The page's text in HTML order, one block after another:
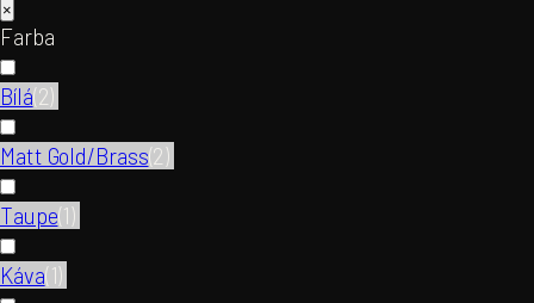
×
Farba
Bílá(2)
Matt Gold/Brass(2)
Taupe(1)
Káva(1)